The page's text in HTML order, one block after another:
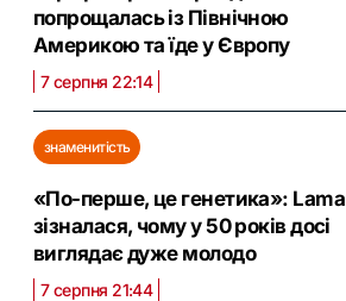
попрощалась із Північною
Америкою та їде у Європу
7 серпня 22:14
знаменитість
«По-перше, це генетика»: Lama
зізналася, чому у 50 років досі
виглядає дуже молодо
7 серпня 21:44